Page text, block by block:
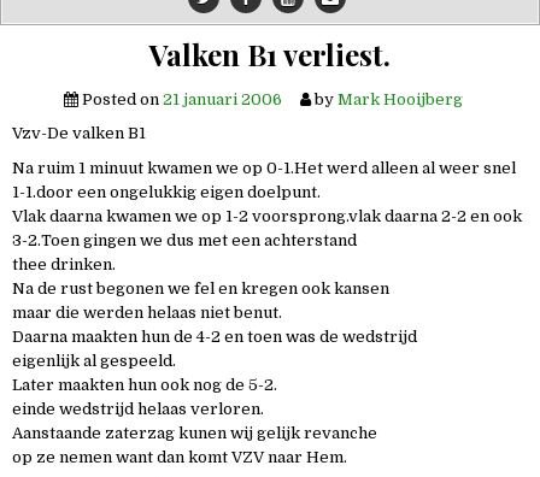
Valken B1 verliest.
Posted on 21 januari 2006 by Mark Hooijberg
Vzv-De valken B1
Na ruim 1 minuut kwamen we op 0-1.Het werd alleen al weer snel
1-1.door een ongelukkig eigen doelpunt.
Vlak daarna kwamen we op 1-2 voorsprong.vlak daarna 2-2 en ook
3-2.Toen gingen we dus met een achterstand
thee drinken.
Na de rust begonen we fel en kregen ook kansen
maar die werden helaas niet benut.
Daarna maakten hun de 4-2 en toen was de wedstrijd
eigenlijk al gespeeld.
Later maakten hun ook nog de 5-2.
einde wedstrijd helaas verloren.
Aanstaande zaterzag kunen wij gelijk revanche
op ze nemen want dan komt VZV naar Hem.